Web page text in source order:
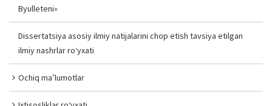
Byulleteni»
Dissertatsiya asosiy ilmiy natijalarini chop etish tavsiya etilgan
ilmiy nashrlar ro‘yxati
Ochiq ma’lumotlar